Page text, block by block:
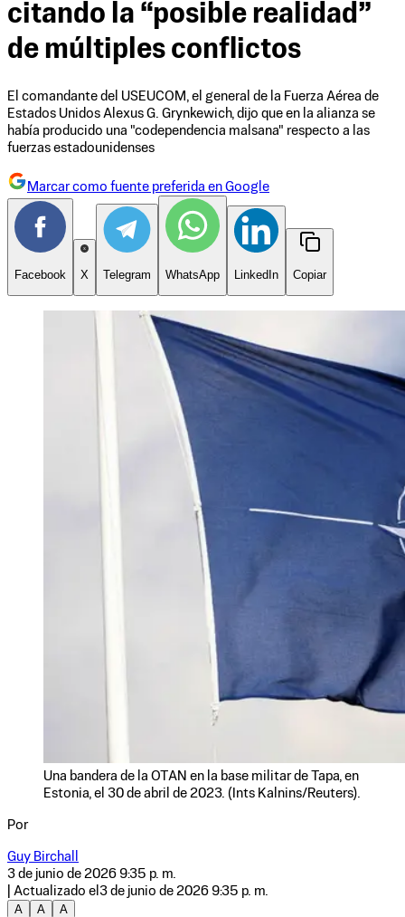
citando la “posible realidad”
de múltiples conflictos
El comandante del USEUCOM, el general de la Fuerza Aérea de
Estados Unidos Alexus G. Grynkewich, dijo que en la alianza se
había producido una "codependencia malsana" respecto a las
fuerzas estadounidenses
Marcar como fuente preferida en Google
Facebook X Telegram WhatsApp LinkedIn Copiar
Una bandera de la OTAN en la base militar de Tapa, en
Estonia, el 30 de abril de 2023. (Ints Kalnins/Reuters).
Por
Guy Birchall
3 de junio de 2026 9:35 p. m.
| Actualizado el 3 de junio de 2026 9:35 p. m.
A
A A